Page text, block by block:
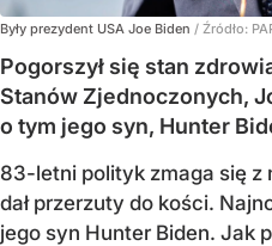
Były prezydent USA Joe Biden / Źródło:
Pogorszył się stan
Stanów Zjednoczonych,
o tym jego syn, Hunter
83-letni polityk zmaga się
dał przerzuty do kości.
jego syn Hunter Biden. Jak